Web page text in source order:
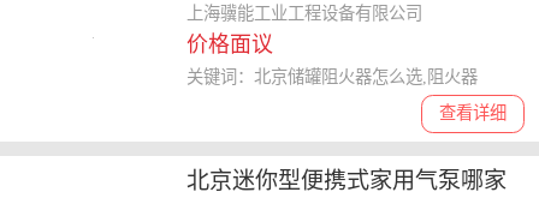
上海骥能工业工程设备供应
上海骥能工业工程设备有限公司
价格面议
查看详细
关键词：北京储罐阻火器怎么选,阻火器
北京迷你型便携式家用气泵哪家